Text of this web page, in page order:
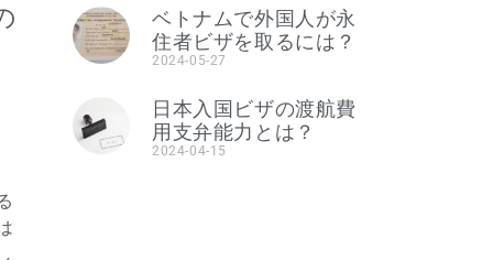
ベトナムで外国人が永
住者ビザを取るには？
2024-05-27
日本入国ビザの渡航費
用支弁能力とは？
2024-04-15